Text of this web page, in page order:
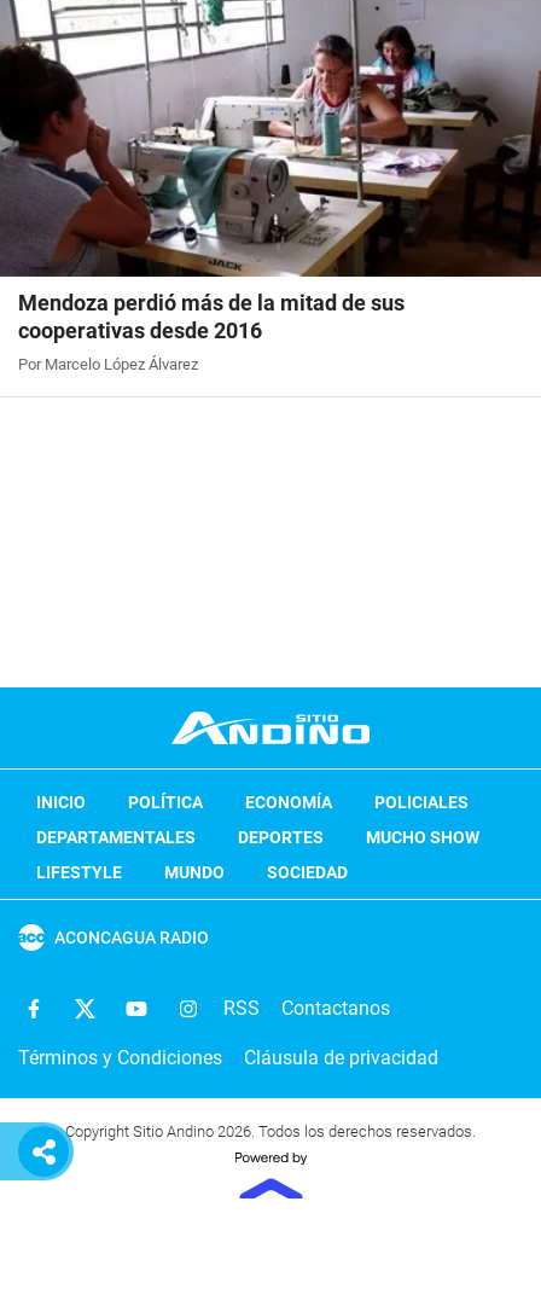
Mendoza perdió más de la mitad de sus
cooperativas desde 2016
Por Marcelo López Álvarez
INICIO POLÍTICA ECONOMÍA
POLICIALES
DEPARTAMENTALES
DEPORTES
MUCHO SHOW
LIFESTYLE
MUNDO SOCIEDAD
ACONCAGUA RADIO
RSS Contactanos
Términos y Condiciones Cláusula de privacidad
Copyright Sitio Andino 2026. Todos los derechos reservados.